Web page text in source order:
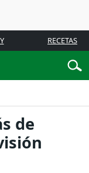
RECETAS
de